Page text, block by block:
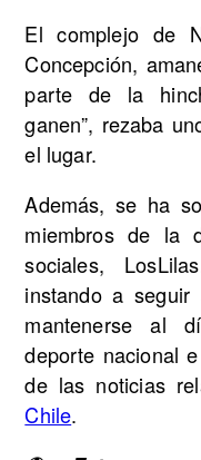
El complejo de
Concepción,
parte de la
ganen”, rezaba
el lugar.
Además, se ha
miembros de la
sociales,
instando a
mantenerse al
deporte nacional
de las noticias
Chile.